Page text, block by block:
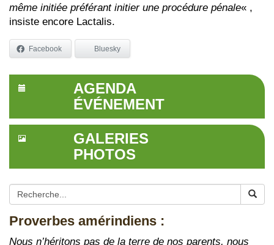
même initiée préférant initier une procédure pénale« ,
insiste encore Lactalis.
Facebook Bluesky
AGENDA
ÉVÉNEMENT
GALERIES
PHOTOS
Proverbes amérindiens :
Nous n’héritons pas de la terre de nos parents, nous